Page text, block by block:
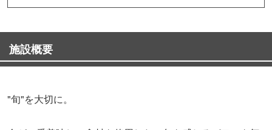
施設概要
"旬"を大切に。